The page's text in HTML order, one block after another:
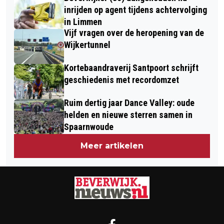
inrijden op agent tijdens achtervolging
in Limmen
Vijf vragen over de heropening van de
Wijkertunnel
Kortebaandraverij Santpoort schrijft
geschiedenis met recordomzet
Ruim dertig jaar Dance Valley: oude
helden en nieuwe sterren samen in
Spaarnwoude
Meer artikelen